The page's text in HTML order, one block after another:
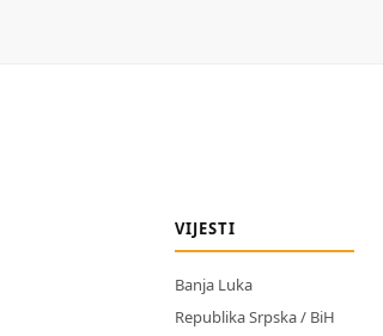
VIJESTI
Banja Luka
Republika Srpska / BiH